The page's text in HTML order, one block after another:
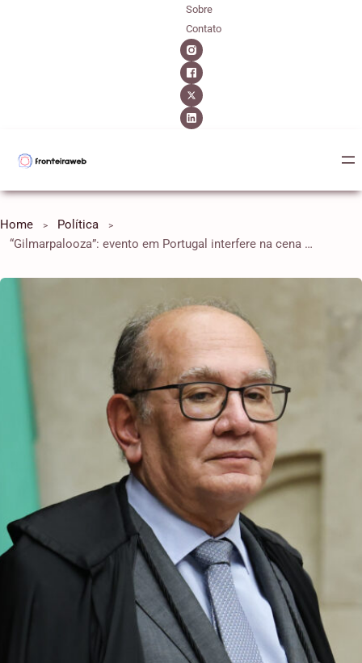
Sobre
Contato
Home
Política
“Gilmarpalooza”: evento em Portugal interfere na cena política do Brasil sem transparência